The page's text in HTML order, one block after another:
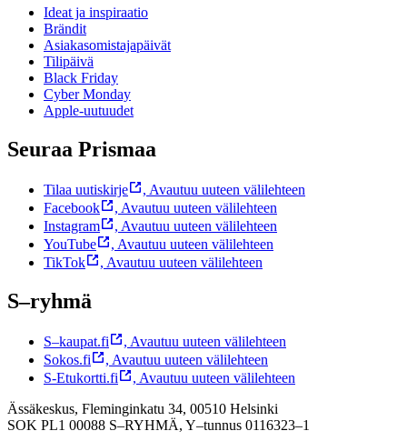
Ideat ja inspiraatio
Brändit
Asiakasomistajapäivät
Tilipäivä
Black Friday
Cyber Monday
Apple-uutuudet
Seuraa Prismaa
Tilaa uutiskirje , Avautuu uuteen välilehteen
Facebook
, Avautuu uuteen välilehteen
Instagram
, Avautuu uuteen välilehteen
YouTube
, Avautuu uuteen välilehteen
TikTok
, Avautuu uuteen välilehteen
S–ryhmä
S–kaupat.fi , Avautuu uuteen välilehteen
Sokos.fi
, Avautuu uuteen välilehteen
S-Etukortti.fi
, Avautuu uuteen välilehteen
Ässäkeskus, Fleminginkatu 34, 00510 Helsinki
SOK PL1 00088 S–RYHMÄ, Y–tunnus 0116323–1